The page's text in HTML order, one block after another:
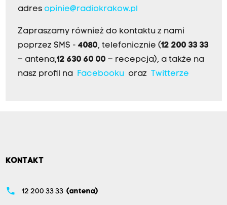
adres opinie@radiokrakow.pl
Zapraszamy również do kontaktu z nami
poprzez SMS - 4080, telefonicznie (12 200 33 33
– antena,12 630 60 00 – recepcja), a także na
nasz profil na Facebookuoraz Twitterze
KONTAKT
phone 12 200 33 33 (antena)